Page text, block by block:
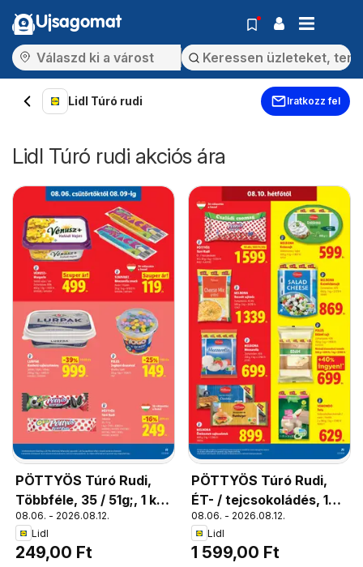
Ujsagomat
Lidl Túró rudi Iratkozz fel
Lidl Túró rudi akciós ára
PÖTTYÖS Túró Rudi,
Többféle, 35 / 51g;, 1 kg
= 7115 / 4883 Ft
08.06. - 2026.08.12.
Lidl
249,00 Ft
PÖTTYÖS Túró Rudi,
ÉT- / tejcsokoládés, 10
x 30 g; 1 kg = 5 330 Ft
08.06. - 2026.08.12.
Lidl
1 599,00 Ft